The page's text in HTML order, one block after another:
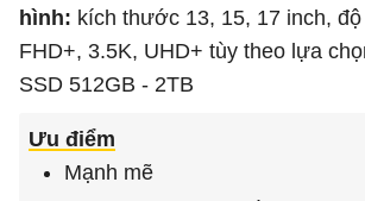
hình: kích thước 13, 15, 17 inch,
FHD+, 3.5K, UHD+ tùy theo lựa
SSD 512GB - 2TB
Ưu điểm
Mạnh mẽ